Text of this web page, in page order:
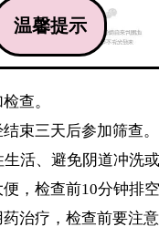
温馨提示
查。
束三天后参加筛查。
活、避免阴道冲洗或
，检查前10分钟排空
治疗，检查前要注意